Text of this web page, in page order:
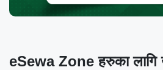
eSewa Zone हरुका